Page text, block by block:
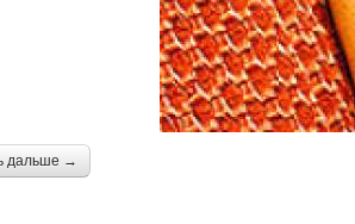
дальше →